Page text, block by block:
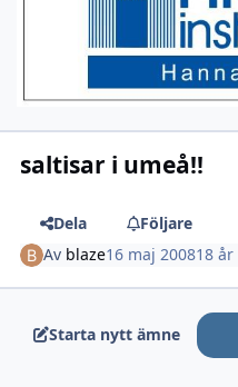
saltisar i umeå!!
Dela
Följare
Av blaze16 maj 200818 år
Starta nytt ämne